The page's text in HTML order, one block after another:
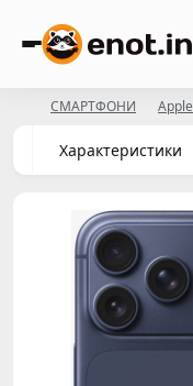
СМАРТФОНИ Apple
Характеристики